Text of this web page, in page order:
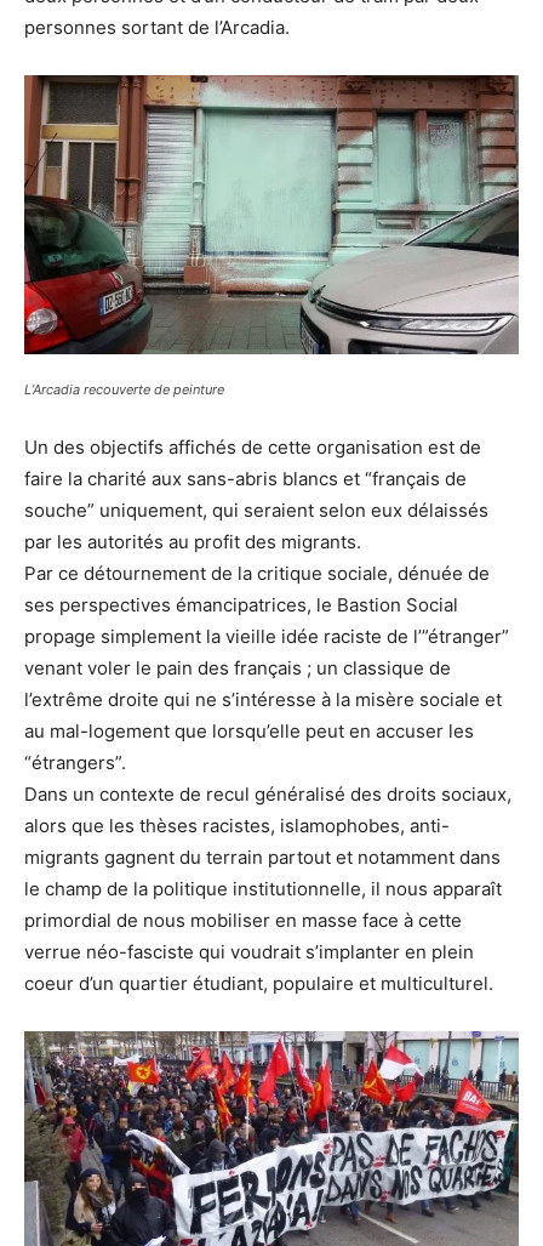
personnes sortant de l’Arcadia.
L’Arcadia recouverte de peinture
Un des objectifs affichés de cette organisation est de
faire la charité aux sans-abris blancs et “français de
souche” uniquement, qui seraient selon eux délaissés
par les autorités au profit des migrants.
Par ce détournement de la critique sociale, dénuée de
ses perspectives émancipatrices, le Bastion Social
propage simplement la vieille idée raciste de l’”étranger”
venant voler le pain des français ; un classique de
l’extrême droite qui ne s’intéresse à la misère sociale et
au mal-logement que lorsqu’elle peut en accuser les
“étrangers”.
Dans un contexte de recul généralisé des droits sociaux,
alors que les thèses racistes, islamophobes, anti-
migrants gagnent du terrain partout et notamment dans
le champ de la politique institutionnelle, il nous apparaît
primordial de nous mobiliser en masse face à cette
verrue néo-fasciste qui voudrait s’implanter en plein
coeur d’un quartier étudiant, populaire et multiculturel.